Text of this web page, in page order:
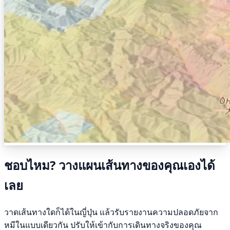
ชอบไหม? วางแผนเส้นทางของคุณเองได้
เลย
วาดเส้นทางใดก็ได้ในญี่ปุ่น แล้วรับรายงานความปลอดภัยจาก
หมีในแบบเดียวกัน ปรับให้เข้ากับการเดินทางจริงของคุณ